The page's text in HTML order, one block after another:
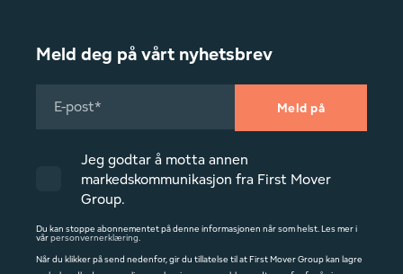
Meld deg på vårt nyhetsbrev
Jeg godtar å motta annen
markedskommunikasjon fra First Mover
Group.
Du kan stoppe abonnementet på denne informasjonen når som helst. Les mer i
vårpersonvernerklæring.
Når du klikker på send nedenfor, gir du tillatelse til at First Mover Group kan lagre